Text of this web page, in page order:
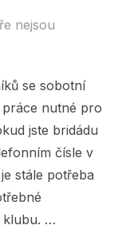
nejsou
se sobotní
práce nutné pro
jste bridádu
čísle v
stále potřeba
klubu. …